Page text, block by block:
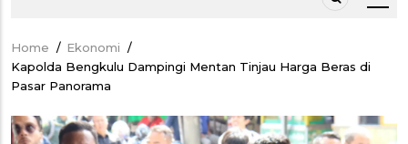
Breadcrumb
Home / Ekonomi /
Kapolda Bengkulu Dampingi Mentan Tinjau Harga Beras di
Pasar Panorama